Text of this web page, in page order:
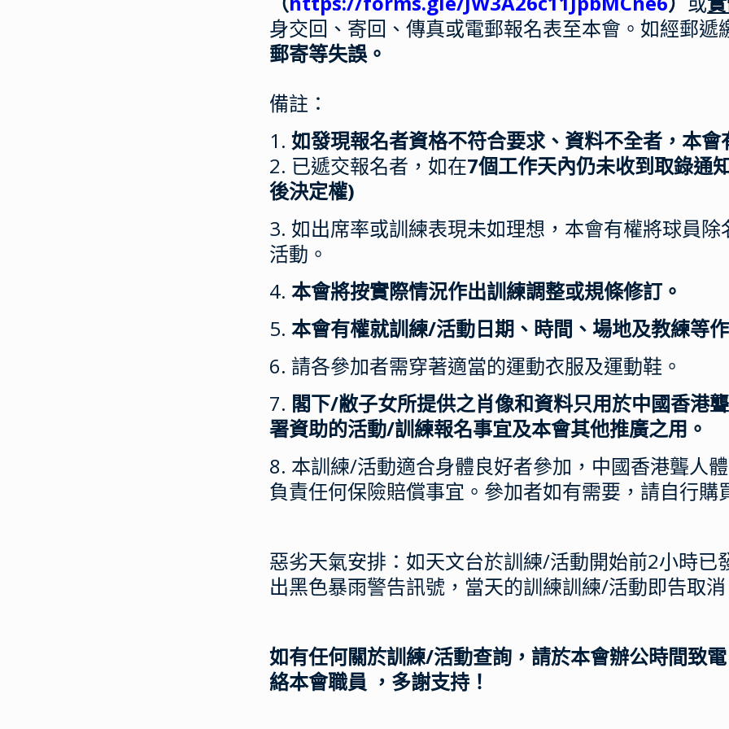
身交回、寄回、傳真或電郵報名表至本會。如經郵遞
郵寄等失誤。
備註：
1.如發現報名者資格不符合要求、資料不全者，本
2. 已遞交報名者，如在7個工作天內仍未收到取錄通
後決定權)
3. 如出席率或訓練表現未如理想，本會有權將球員
活動。
4.本會將按實際情況作出訓練調整或規條修訂。
5.本會有權就訓練/活動日期、時間、場地及教練等
6. 請各參加者需穿著適當的運動衣服及運動鞋。
7. 閣下/敝子女所提供之肖像和資料只用於中國香港
署資助的活動/訓練報名事宜及本會其他推廣之用。
8. 本訓練/活動適合身體良好者參加，中國香港聾人
負責任何保險賠償事宜。參加者如有需要，請自行
惡劣天氣安排：如天文台於訓練/活動開始前2小時
出黑色暴雨警告訊號，當天的訓練訓練/活動即告取
如有任何關於訓練/活動查詢，請於本會辦公時間
絡本會職員 ，多謝支持！